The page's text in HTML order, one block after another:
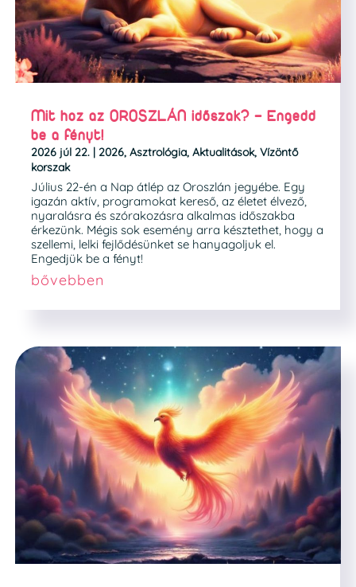
Mit hoz az OROSZLÁN időszak? – Engedd
be a fényt!
2026 júl 22. | 2026, Asztrológia, Aktualitások, Vízöntő
korszak
Július 22-én a Nap átlép az Oroszlán jegyébe. Egy
igazán aktív, programokat kereső, az életet élvező,
nyaralásra és szórakozásra alkalmas időszakba
érkezünk. Mégis sok esemény arra késztethet, hogy a
szellemi, lelki fejlődésünket se hanyagoljuk el.
Engedjük be a fényt!
bővebben